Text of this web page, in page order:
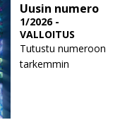
Uusin numero
1/2026 -
VALLOITUS
Tutustu numeroon
tarkemmin